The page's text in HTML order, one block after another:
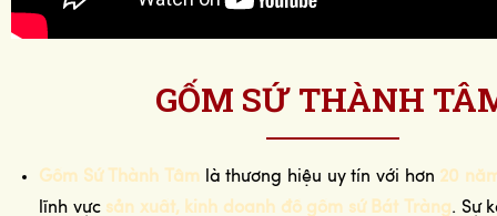
GỐM SỨ THÀNH
Gốm Sứ Thành Tâm là thương hiệu uy tín với hơn 20
lĩnh vực sản xuất, kinh doanh đồ gốm sứ Bát Tràng. Sự